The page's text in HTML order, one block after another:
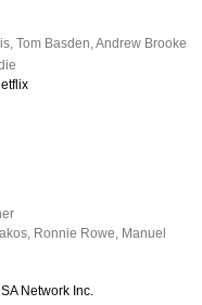
,Tom Basden,Andrew Brooke
Ronnie Rowe Manuel
Network Inc.